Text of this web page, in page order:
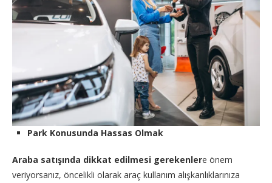
Park Konusunda Hassas Olmak
Araba satışında dikkat edilmesi gerekenlere önem
veriyorsanız, öncelikli olarak araç kullanım alışkanlıklarınıza